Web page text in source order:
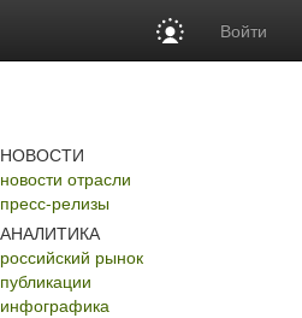
Войти
НОВОСТИ
новости отрасли
пресс-релизы
АНАЛИТИКА
российский рынок
публикации
инфографика